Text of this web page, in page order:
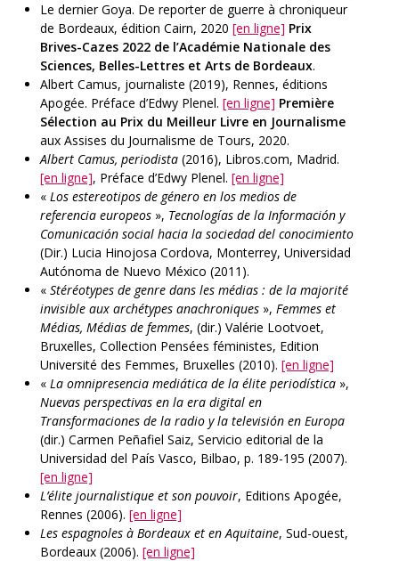
Le dernier Goya. De reporter de guerre à chroniqueur
de Bordeaux, édition Cairn, 2020 [en ligne] Prix
Brives-Cazes 2022 de l’Académie Nationale des
Sciences, Belles-Lettres et Arts de Bordeaux.
Albert Camus, journaliste (2019), Rennes, éditions
Apogée. Préface d’Edwy Plenel. [en ligne] Première
Sélection au Prix du Meilleur Livre en Journalisme
aux Assises du Journalisme de Tours, 2020.
Albert Camus, periodista (2016), Libros.com, Madrid.
[en ligne], Préface d’Edwy Plenel. [en ligne]
« Los estereotipos de género en los medios de
referencia europeos », Tecnologías de la Información y
Comunicación social hacia la sociedad del conocimiento
(Dir.) Lucia Hinojosa Cordova, Monterrey, Universidad
Autónoma de Nuevo México (2011).
« Stéréotypes de genre dans les médias : de la majorité
invisible aux archétypes anachroniques », Femmes et
Médias, Médias de femmes, (dir.) Valérie Lootvoet,
Bruxelles, Collection Pensées féministes, Edition
Université des Femmes, Bruxelles (2010). [en ligne]
« La omnipresencia mediática de la élite periodística »,
Nuevas perspectivas en la era digital en
Transformaciones de la radio y la televisión en Europa
(dir.) Carmen Peñafiel Saiz, Servicio editorial de la
Universidad del País Vasco, Bilbao, p. 189-195 (2007).
[en ligne]
L’élite journalistique et son pouvoir, Editions Apogée,
Rennes (2006). [en ligne]
Les espagnoles à Bordeaux et en Aquitaine, Sud-ouest,
Bordeaux (2006). [en ligne]